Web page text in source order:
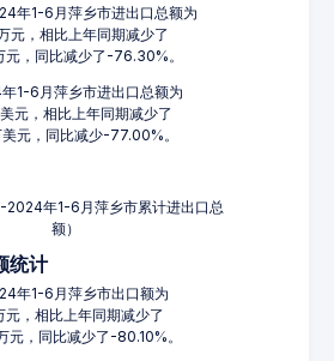
年1-6月萍乡市进出口总额为
，相比上年同期减少了
元，同比减少了-76.30%。
1-6月萍乡市进出口总额为
元，相比上年同期减少了
元，同比减少-77.00%。
2024年1-6月萍乡市累计进出口总
额）
统计
年1-6月萍乡市出口额为
，相比上年同期减少了
元，同比减少了-80.10%。